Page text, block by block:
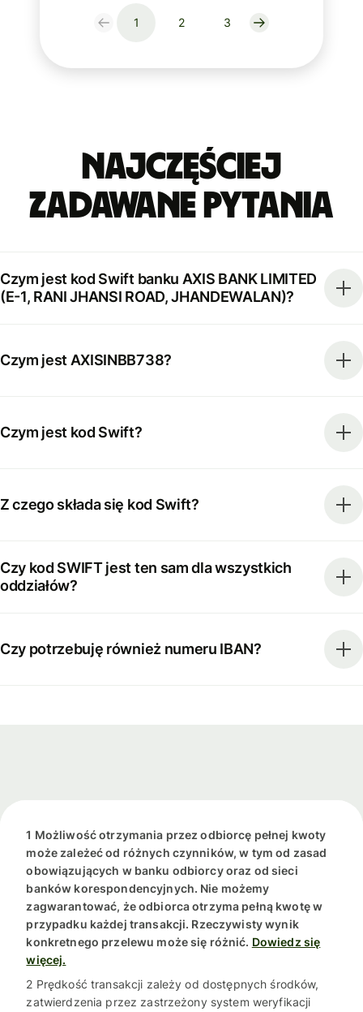
1 2 3
Najczęściej
zadawane pytania
Czym jest kod Swift banku AXIS BANK LIMITED
(E-1, RANI JHANSI ROAD, JHANDEWALAN)?
Czym jest AXISINBB738?
Czym jest kod Swift?
Z czego składa się kod Swift?
Czy kod SWIFT jest ten sam dla wszystkich
oddziałów?
Czy potrzebuję również numeru IBAN?
1 Możliwość otrzymania przez odbiorcę pełnej kwoty
może zależeć od różnych czynników, w tym od zasad
obowiązujących w banku odbiorcy oraz od sieci
banków korespondencyjnych. Nie możemy
zagwarantować, że odbiorca otrzyma pełną kwotę w
przypadku każdej transakcji. Rzeczywisty wynik
konkretnego przelewu może się różnić. Dowiedz się
więcej.
2 Prędkość transakcji zależy od dostępnych środków,
zatwierdzenia przez zastrzeżony system weryfikacji